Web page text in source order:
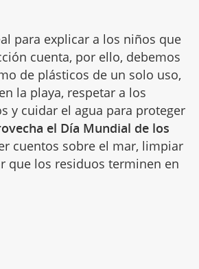
para explicar a los niños que
cuenta, por ello, debemos
de plásticos de un solo uso,
en la playa, respetar a los
y cuidar el agua para proteger
el Día Mundial de los
cuentos sobre el mar, limpiar
que los residuos terminen en